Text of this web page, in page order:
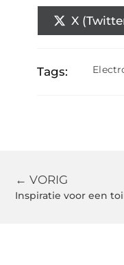
X
Tags:
← VORIG
Inspiratie voor een